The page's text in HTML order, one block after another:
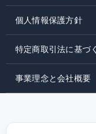
個人情報保護方針
特定商取引法に基づ
事業理念と会社概要